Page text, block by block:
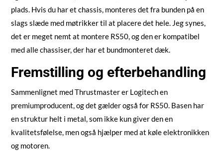
plads. Hvis du har et chassis, monteres det fra bunden på en
slags slæde med møtrikker til at placere det hele. Jeg synes,
det er meget nemt at montere RS50, og den er kompatibel
med alle chassiser, der har et bundmonteret dæk.
Fremstilling og efterbehandling
Sammenlignet med Thrustmaster er Logitech en
premiumproducent, og det gælder også for RS50. Basen har
en struktur helt i metal, som ikke kun giver den en
kvalitetsfølelse, men også hjælper med at køle elektronikken
og motoren.